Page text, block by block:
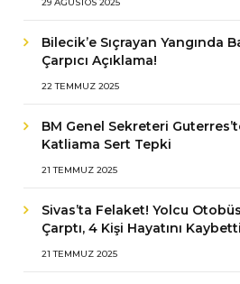
Bilecik’e Sıçrayan Yangında
Çarpıcı Açıklama!
22 TEMMUZ 2025
BM Genel Sekreteri
Katliama Sert Tepki
21 TEMMUZ 2025
Sivas’ta Felaket! Yolcu
Çarptı, 4 Kişi Hayatını Kaybetti
21 TEMMUZ 2025